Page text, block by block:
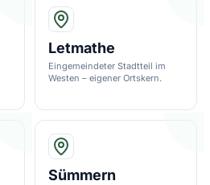
Letmathe
Eingemeindeter Stadtteil im
Westen – eigener Ortskern.
Sümmern